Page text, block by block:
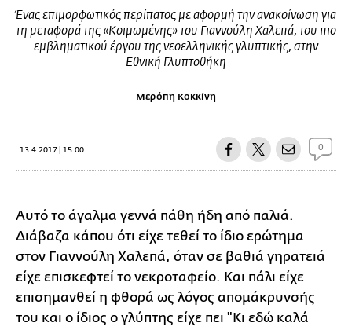
Ένας επιμορφωτικός περίπατος με αφορμή την ανακοίνωση για
τη μεταφορά της «Κοιμωμένης» του Γιαννούλη Χαλεπά, του πιο
εμβληματικού έργου της νεοελληνικής γλυπτικής, στην
Εθνική Γλυπτοθήκη
Μερόπη Κοκκίνη
13.4.2017 | 15:00 0
Αυτό το άγαλμα γεννά πάθη ήδη από παλιά.
Διάβαζα κάπου ότι είχε τεθεί το ίδιο ερώτημα
στον Γιαννούλη Χαλεπά, όταν σε βαθιά γηρατειά
είχε επισκεφτεί το νεκροταφείο. Και πάλι είχε
επισημανθεί η φθορά ως λόγος απομάκρυνσής
του και ο ίδιος ο γλύπτης είχε πει "Κι εδώ καλά